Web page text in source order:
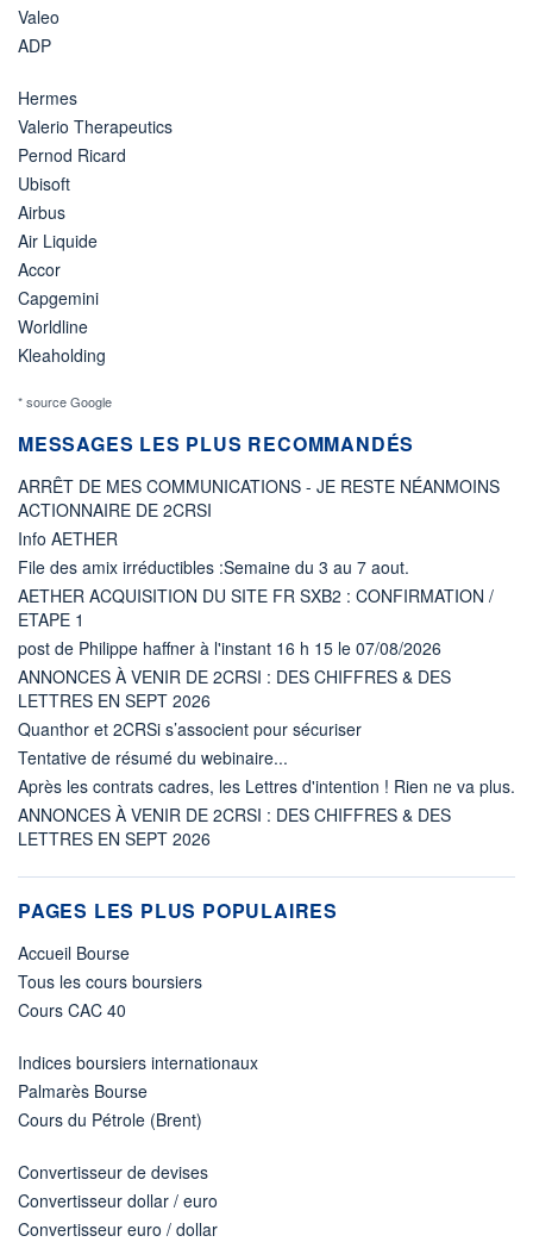
Valeo
ADP
Hermes
Valerio Therapeutics
Pernod Ricard
Ubisoft
Airbus
Air Liquide
Accor
Capgemini
Worldline
Kleaholding
* source Google
MESSAGES LES PLUS RECOMMANDÉS
ARRÊT DE MES COMMUNICATIONS - JE RESTE NÉANMOINS
ACTIONNAIRE DE 2CRSI
Info AETHER
File des amix irréductibles :Semaine du 3 au 7 aout.
AETHER ACQUISITION DU SITE FR SXB2 : CONFIRMATION /
ETAPE 1
post de Philippe haffner à l'instant 16 h 15 le 07/08/2026
ANNONCES À VENIR DE 2CRSI : DES CHIFFRES & DES
LETTRES EN SEPT 2026
Quanthor et 2CRSi s’associent pour sécuriser
Tentative de résumé du webinaire...
Après les contrats cadres, les Lettres d'intention ! Rien ne va plus.
ANNONCES À VENIR DE 2CRSI : DES CHIFFRES & DES
LETTRES EN SEPT 2026
PAGES LES PLUS POPULAIRES
Accueil Bourse
Tous les cours boursiers
Cours CAC 40
Indices boursiers internationaux
Palmarès Bourse
Cours du Pétrole (Brent)
Convertisseur de devises
Convertisseur dollar / euro
Convertisseur euro / dollar